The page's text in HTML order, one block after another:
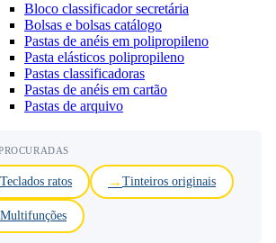
Bloco classificador secretária
Bolsas e bolsas catálogo
Pastas de anéis em polipropileno
Pasta elásticos polipropileno
Pastas classificadoras
Pastas de anéis em cartão
Pastas de arquivo
Teclados ratos Tinteiros originais
Multifunções